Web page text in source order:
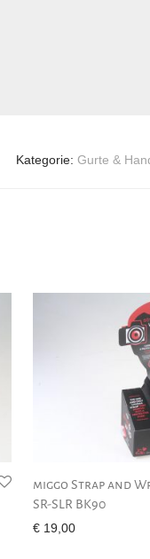
Kategorie: Gurte &
miggo Strap and
SR-SLR BK90
€ 19,00